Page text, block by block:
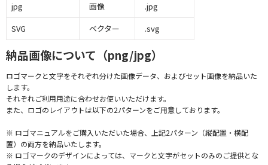
jpg
画像
.jpg
SVG
ベクター .svg
納品画像について（png/jpg）
ロゴマークと文字をそれぞれ分けた画像データ、およびセット画像を納品いた
します。
それぞれご利用用途に合わせお使いいただけます。
また、ロゴのレイアウトは以下の2パターンをご用意しております。
※ ロゴマニュアルをご購入いただいた場合、上記2パターン（縦配置・横配
置）の両方を納品いたします。
※ ロゴマークのデザインによっては、マークと文字がセットのみのご提供とな